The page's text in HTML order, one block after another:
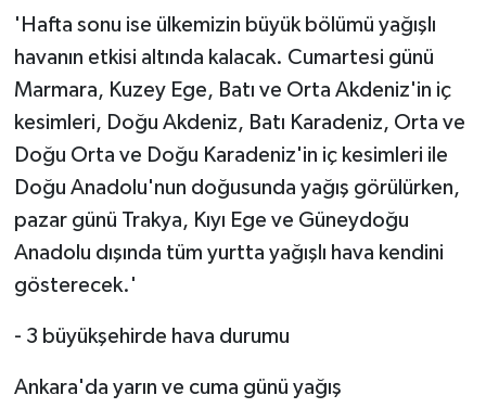
'Hafta sonu ise ülkemizin büyük bölümü yağışlı
havanın etkisi altında kalacak. Cumartesi günü
Marmara, Kuzey Ege, Batı ve Orta Akdeniz'in iç
kesimleri, Doğu Akdeniz, Batı Karadeniz, Orta ve
Doğu Orta ve Doğu Karadeniz'in iç kesimleri ile
Doğu Anadolu'nun doğusunda yağış görülürken,
pazar günü Trakya, Kıyı Ege ve Güneydoğu
Anadolu dışında tüm yurtta yağışlı hava kendini
gösterecek.'
- 3 büyükşehirde hava durumu
Ankara'da yarın ve cuma günü yağış